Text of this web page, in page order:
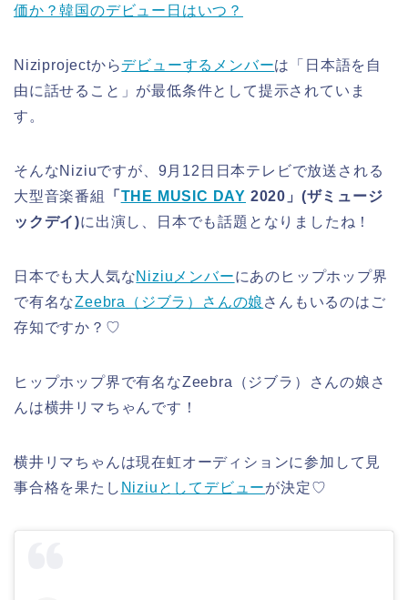
価か？韓国のデビュー日はいつ？
Niziprojectからデビューするメンバーは「日本語を自
由に話せること」が最低条件として提示されていま
す。
そんなNiziuですが、9月12日日本テレビで放送される
大型音楽番組
「 THE MUSIC DAY 2020」(ザミュージ
ックデイ)に出演し、日本でも話題となりましたね！
日本でも大人気なNiziuメンバーにあのヒップホップ界
で有名なZeebra（ジブラ）さんの娘 さんもいるのはご
存知ですか？♡
ヒップホップ界で有名なZeebra（ジブラ）さんの娘さ
んは横井リマちゃんです！
横井リマちゃんは現在虹オーディションに参加して見
事合格を果たし Niziuとしてデビューが決定♡